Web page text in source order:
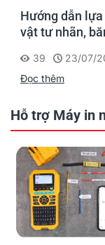
Hướng dẫn lựa
vật tư nhãn,
Supvan G15M
39
23/07/
Đọc thêm
Hỗ trợ Máy in